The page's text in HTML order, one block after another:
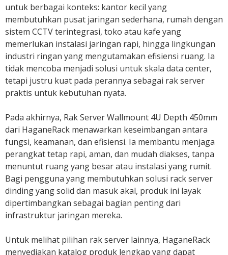
untuk berbagai konteks: kantor kecil yang
membutuhkan pusat jaringan sederhana, rumah dengan
sistem CCTV terintegrasi, toko atau kafe yang
memerlukan instalasi jaringan rapi, hingga lingkungan
industri ringan yang mengutamakan efisiensi ruang. Ia
tidak mencoba menjadi solusi untuk skala data center,
tetapi justru kuat pada perannya sebagai rak server
praktis untuk kebutuhan nyata.
Pada akhirnya, Rak Server Wallmount 4U Depth 450mm
dari HaganeRack menawarkan keseimbangan antara
fungsi, keamanan, dan efisiensi. Ia membantu menjaga
perangkat tetap rapi, aman, dan mudah diakses, tanpa
menuntut ruang yang besar atau instalasi yang rumit.
Bagi pengguna yang membutuhkan solusi rack server
dinding yang solid dan masuk akal, produk ini layak
dipertimbangkan sebagai bagian penting dari
infrastruktur jaringan mereka.
Untuk melihat pilihan rak server lainnya, HaganeRack
menyediakan katalog produk lengkap yang dapat